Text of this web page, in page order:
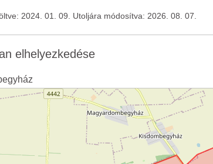
2024. 01. 09. Utoljára módosítva: 2026. 08. 07.
elhelyezkedése